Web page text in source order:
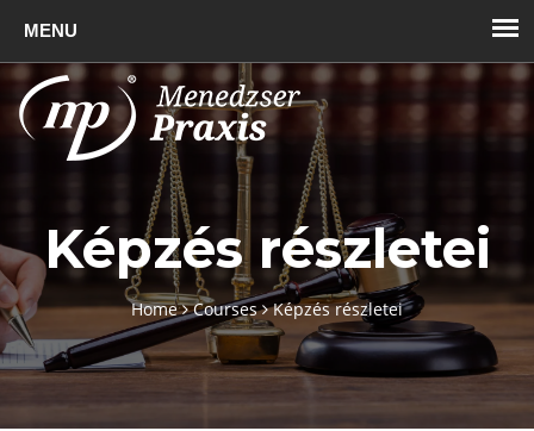
Képzés részletei
Home Courses Képzés részletei